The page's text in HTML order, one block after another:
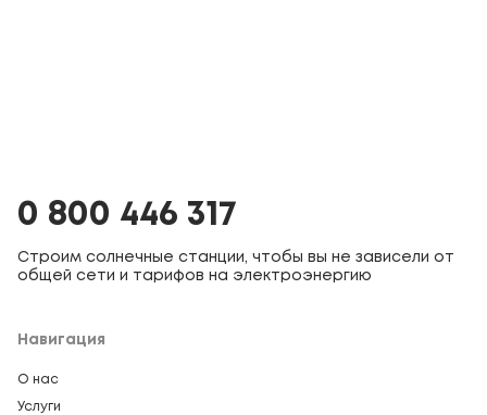
0 800 446 317
Строим солнечные станции, чтобы вы не зависели от
общей сети и тарифов на электроэнергию
Навигация
О нас
Услуги